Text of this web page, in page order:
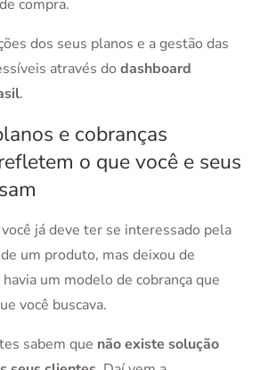
compra.
dos seus planos e a gestão das
através do dashboard
.
e cobranças
o que você e seus
já deve ter se interessado pela
um produto, mas deixou de
um modelo de cobrança que
você buscava.
sabem que não existe solução